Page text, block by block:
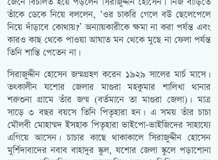
তাঁকে ডেকে নিয়ে বললেন, ‘ওর চাকরি গেলে বউ ছেলেপেলে
নিয়ে দাঁড়াবে কোথায়?’ অন্যায়কারীকে ক্ষমা না করা পর্যন্ত এবং
কারও কাছ থেকে পাওয়া আঘাত মন থেকে মুছে না ফেলা পর্যন্ত
তিনি শান্তি পেতেন না।
সিরাজুদ্দীন হোসেন জন্মগ্রহণ করেন ১৯২৯ সালের মার্চ মাসে।
তত্‍কালীন যশোর জেলার মাগুরা মহকুমার শালিখা থানার
শরুশুনা গ্রামে তাঁর জন্ম (বর্তমানে তা মাগুরা জেলা)। মাত্র
সাড়ে ৩ বছর বয়সে তিনি পিতৃহারা হন। এ সময় তাঁর চাচা
মৌলবী মোহাম্মদ ইসহাক পিতৃহারা ভাইপো-ভাইজিদের সাহায্যে
এগিয়ে আসেন। চাচার কাছে থাকাকালে সিরাজুদ্দীন হোসেন
মুর্শিদাবাদের নবাব বাহাদুর স্কুল, যশোর জেলা স্কুলে পড়াশোনা